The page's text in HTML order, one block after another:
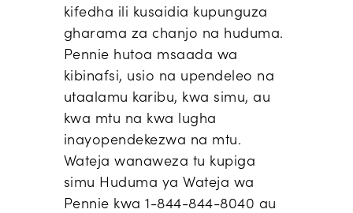
kifedha ili kusaidia kupunguza
gharama za chanjo na huduma.
Pennie hutoa msaada wa
kibinafsi, usio na upendeleo na
utaalamu karibu, kwa simu, au
kwa mtu na kwa lugha
inayopendekezwa na mtu.
Wateja wanaweza tu kupiga
simu Huduma ya Wateja wa
Pennie kwa 1-844-844-8040 au